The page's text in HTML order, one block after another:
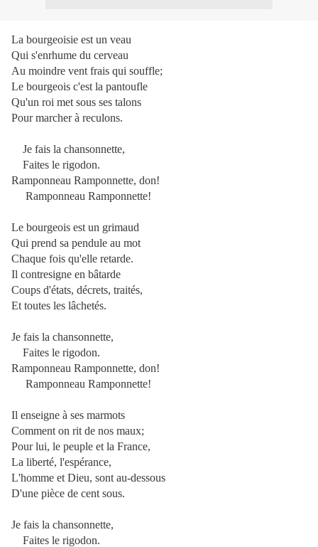
La bourgeoisie est un veau
Qui s'enrhume du cerveau
Au moindre vent frais qui souffle;
Le bourgeois c'est la pantoufle
Qu'un roi met sous ses talons
Pour marcher à reculons.
Je fais la chansonnette,
Faites le rigodon.
Ramponneau Ramponnette, don!
Ramponneau Ramponnette!
Le bourgeois est un grimaud
Qui prend sa pendule au mot
Chaque fois qu'elle retarde.
Il contresigne en bâtarde
Coups d'états, décrets, traités,
Et toutes les lâchetés.
Je fais la chansonnette,
Faites le rigodon.
Ramponneau Ramponnette, don!
Ramponneau Ramponnette!
Il enseigne à ses marmots
Comment on rit de nos maux;
Pour lui, le peuple et la France,
La liberté, l'espérance,
L'homme et Dieu, sont au-dessous
D'une pièce de cent sous.
Je fais la chansonnette,
Faites le rigodon.